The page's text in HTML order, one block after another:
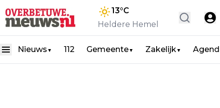
13°C
Heldere Hemel
Nieuws ▼ 112 Gemeente▼ Zakelijk▼